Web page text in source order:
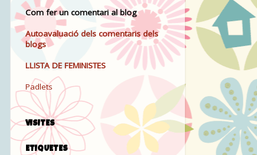
Com fer un comentari al blog
Autoavaluació dels comentaris dels
blogs
LLISTA DE FEMINISTES
Padlets
VISITES
ETIQUETES